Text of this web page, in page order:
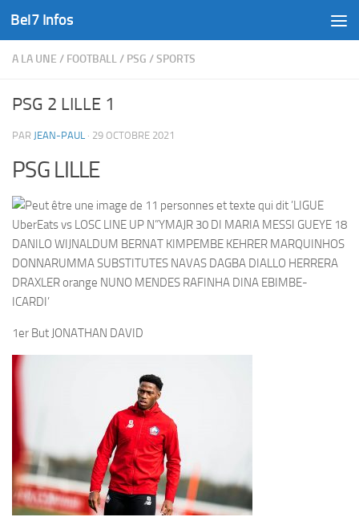
Skip to content
Bel7 Infos
A LA UNE / FOOTBALL/ PSG /SPORTS
PSG 2 LILLE 1
PAR JEAN-PAUL · 29 OCTOBRE 2021
PSG LILLE
1er But JONATHAN DAVID